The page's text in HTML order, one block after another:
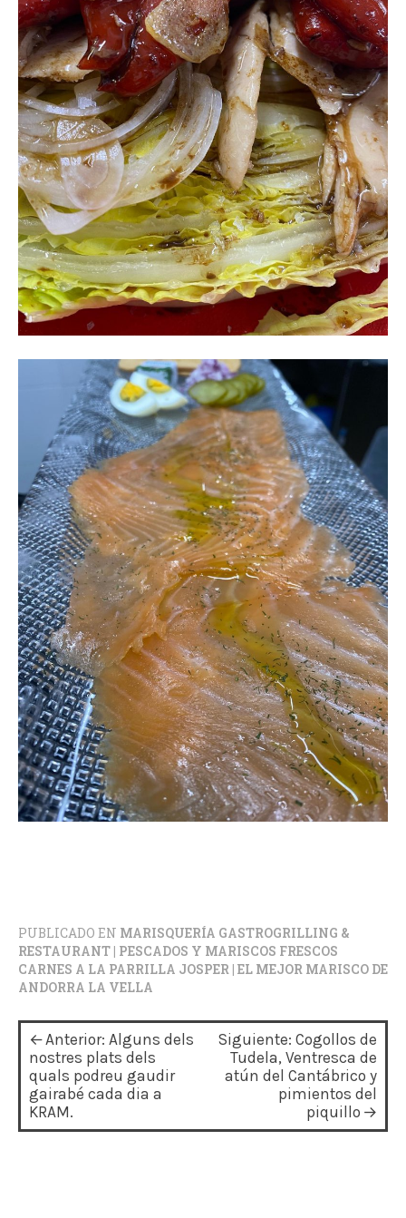
PUBLICADO EN MARISQUERÍA GASTROGRILLING &
RESTAURANT | PESCADOS Y MARISCOS FRESCOS
CARNES A LA PARRILLA JOSPER | EL MEJOR MARISCO DE
ANDORRA LA VELLA
N
a
v
e
Anterior: Alguns dels
nostres plats dels
quals podreu gaudir
gairabé cada dia a
KRAM.
Siguiente: Cogollos de
Tudela, Ventresca de
atún del Cantábrico y
pimientos del
piquillo